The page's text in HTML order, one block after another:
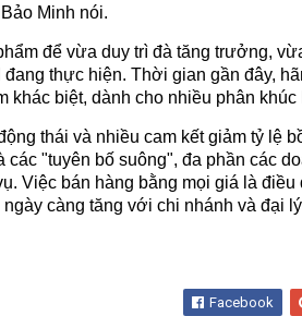
Minh nói.
để vừa duy trì đà tăng trưởng,
thực hiện. Thời gian gần đây,
khác biệt, dành cho nhiều phân
thái và nhiều cam kết giảm tỷ lệ
các "tuyên bố suông", đa phần các
Việc bán hàng bằng mọi giá là
càng tăng với chi nhánh và đại
Facebook